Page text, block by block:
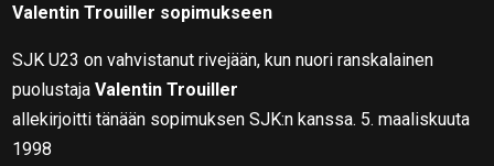
Valentin Trouiller sopimukseen
SJK U23 on vahvistanut rivejään, kun nuori ranskalainen
puolustajaValentin Trouiller
allekirjoitti tänään sopimuksen SJK:n kanssa. 5. maaliskuuta
1998